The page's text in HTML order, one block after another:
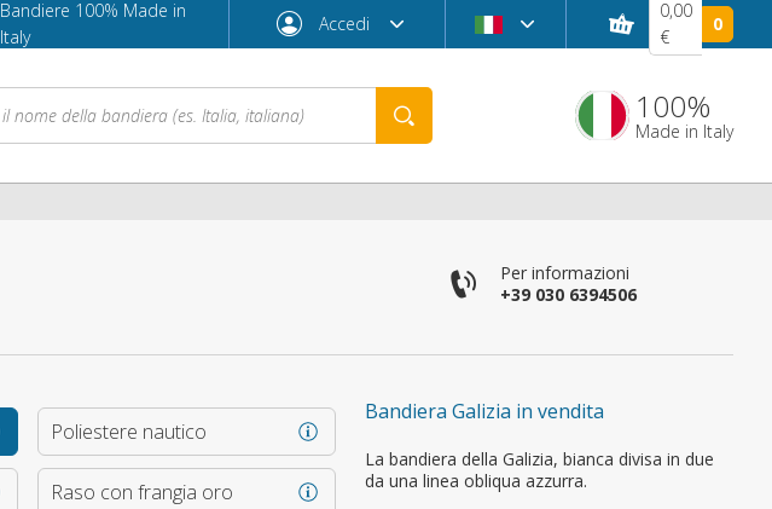
Bandiere 100% Made in
Italy
Accedi
Accedi
0,00
€
0
100%
Made in Italy
Per informazioni
+39 030 6394506
Bandiera Galizia in vendita
La bandiera della Galizia, bianca divisa in due
da una linea obliqua azzurra.
Poliestere nautico
Raso con frangia oro